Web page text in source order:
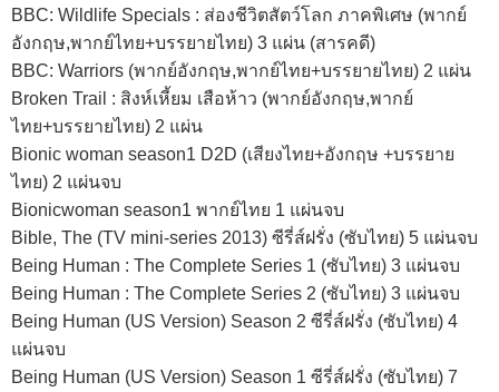
BBC: Wildlife Specials : ส่องชีวิตสัตว์โลก ภาคพิเศษ (พากย์
อังกฤษ,พากย์ไทย+บรรยายไทย) 3 แผ่น (สารคดี)
BBC: Warriors (พากย์อังกฤษ,พากย์ไทย+บรรยายไทย) 2 แผ่น
Broken Trail : สิงห์เหี้ยม เสือห้าว (พากย์อังกฤษ,พากย์
ไทย+บรรยายไทย) 2 แผ่น
Bionic woman season1 D2D (เสียงไทย+อังกฤษ +บรรยาย
ไทย) 2 แผ่นจบ
Bionicwoman season1 พากย์ไทย 1 แผ่นจบ
Bible, The (TV mini-series 2013) ซีรี่ส์ฝรั่ง (ซับไทย) 5 แผ่นจบ
Being Human : The Complete Series 1 (ซับไทย) 3 แผ่นจบ
Being Human : The Complete Series 2 (ซับไทย) 3 แผ่นจบ
Being Human (US Version) Season 2 ซีรี่ส์ฝรั่ง (ซับไทย) 4
แผ่นจบ
Being Human (US Version) Season 1 ซีรี่ส์ฝรั่ง (ซับไทย) 7